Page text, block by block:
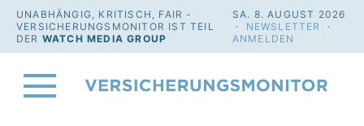
UNABHÄNGIG, KRITISCH, FAIR -
VERSICHERUNGSMONITOR IST TEIL
DER WATCH MEDIA GROUP
SA. 8. AUGUST 2026
· NEWSLETTER
·
ANMELDEN